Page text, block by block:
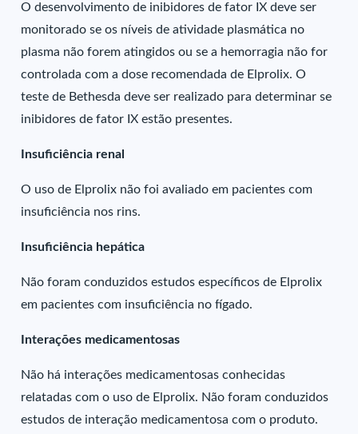
O desenvolvimento de inibidores de fator IX deve ser
monitorado se os níveis de atividade plasmática no
plasma não forem atingidos ou se a hemorragia não for
controlada com a dose recomendada de Elprolix. O
teste de Bethesda deve ser realizado para determinar se
inibidores de fator IX estão presentes.
Insuficiência renal
O uso de Elprolix não foi avaliado em pacientes com
insuficiência nos rins.
Insuficiência hepática
Não foram conduzidos estudos específicos de Elprolix
em pacientes com insuficiência no fígado.
Interações medicamentosas
Não há interações medicamentosas conhecidas
relatadas com o uso de Elprolix. Não foram conduzidos
estudos de interação medicamentosa com o produto.